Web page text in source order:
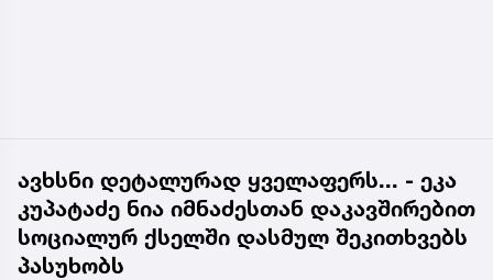
ავხსნი დეტალურად ყველაფერს... - ეკა
კუპატაძე ნია იმნაძესთან დაკავშირებით
სოციალურ ქსელში დასმულ შეკითხვებს
პასუხობს